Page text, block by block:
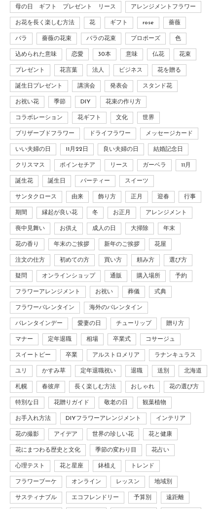
母の日 ギフト プレゼント リース アレンジメントフラワー
お花を長く楽しむ方法 花 ギフト rose 薔薇
バラ 薔薇の花束 バラの花束 プロポーズ 色
込められた意味 恋愛 30本 意味 仏花 花束
プレゼント 花言葉 法人 ビジネス 花を贈る
誕生日プレゼント 講演会 発表会 スタンド花
お祝い花 季節 DIY 花束の作り方
コラボレーション 花ギフト 文化 世界
プリザーブドフラワー ドライフラワー メッセージカード
いい夫婦の日 11月22日 良い夫婦の日 結婚記念日
クリスマス ポインセチア リース ガーベラ 11月
誕生花 誕生日 パーティー スイーツ
サンタクロース 由来 飾り方 正月 迎春 行事
期間 縁起が良い花 冬 お正月 アレンジメント
喪中見舞い お供え 成人の日 大掃除 年末
花の香り 年末のご挨拶 新年のご挨拶 花屋
注文の仕方 初めての方 買い方 頼み方 選び方
疑問 オンラインショップ 通販 購入場所 予約
フラワーアレンジメント お祝い 葬儀 式典
フラワーバレンタイン 海外のバレンタイン
バレンタインデー 愛妻の日 チューリップ 贈り方
マナー 定年退職 相場 卒業式 コサージュ
スイートピー 卒業 アルストロメリア ラナンキュラス
ユリ かすみ草 定年退職祝い 退職 送別 北海道
札幌 春彼岸 長く楽しむ方法 おしゃれ 花の選び方
特別な日 花贈りガイド 敬老の日 観葉植物
お手入れ方法 DIYフラワーアレンジメント インテリア
花の撮影 アイデア 世界の珍しい花 花と健康
花にまつわる歴史と文化 季節の変わり目 花占い
心理テスト 花と星座 鉢植え トレンド
フラワーブーケ オンライン レッスン 地域別
サスティナブル エコフレンドリー 予算別 遠距離